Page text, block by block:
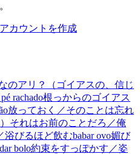
カウントを作成
のアリ？（ゴイアスの、信じ
rachado根っからのゴイアス
放っておく／そのことは忘れ
それはお前のことだろ／俺
浴びるほど飲むbabar ovo媚び
dar bolo約束をすっぽかす／姿